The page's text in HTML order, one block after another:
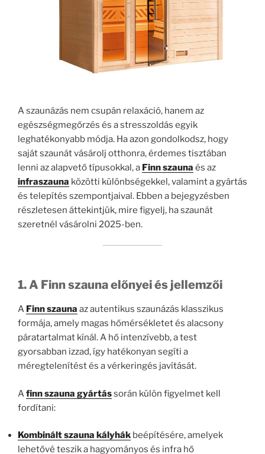
A szaunázás nem csupán relaxáció, hanem az
egészségmegőrzés és a stresszoldás egyik
leghatékonyabb módja. Ha azon gondolkodsz, hogy
saját szaunát vásárolj otthonra, érdemes tisztában
lenni az alapvető típusokkal, a Finn szauna és az
infraszauna közötti különbségekkel, valamint a gyártás
és telepítés szempontjaival. Ebben a bejegyzésben
részletesen áttekintjük, mire figyelj, ha szaunát
szeretnél vásárolni 2025-ben.
1. A Finn szauna előnyei és jellemzői
A Finn szauna az autentikus szaunázás klasszikus
formája, amely magas hőmérsékletet és alacsony
páratartalmat kínál. A hő intenzívebb, a test
gyorsabban izzad, így hatékonyan segíti a
méregtelenítést és a vérkeringés javítását.
Afinn szauna gyártássorán külön figyelmet kell
fordítani:
Kombinált szauna kályhák beépítésére, amelyek
lehetővé teszik a hagyományos és infra hő